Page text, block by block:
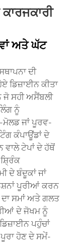
ਅਤੇ ਘੱਟ
ਦੀ
ਡਿਜ਼ਾਈਨ ਕੀਤਾ
ਜੋ ਸਹੀ ਅਸੈਂਬਲੀ
ਨੂੰ
ਜਾਂ ਪੂਰਵ-
ਕੰਪਾਊਂਡਾਂ ਦੇ
ਵਾਲੇ ਟੇਪਾਂ ਦੇ ਹੱਥੋਂ
ਦੇ ਬੰਦੂਕਾਂ ਜਾਂ
ਪੂਰੀਆਂ ਕਰਨ
ਸਮਾਂ ਅਤੇ ਗਲਤ
ਦੇ ਜੋਖਮ ਨੂੰ
ਪਹੁੰਚਾਂ
ਹੋਣ ਦੇ ਸਮੇਂ-